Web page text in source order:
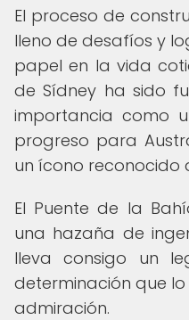
El proceso de
lleno de desafíos y
papel en la vida
de Sídney ha sido
importancia como
progreso para
un ícono reconocido
El Puente de la
una hazaña de
lleva consigo un
determinación que
admiración.